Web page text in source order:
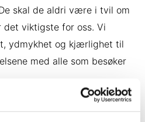
skal de aldri være i tvil om
det viktigste for oss. Vi
ydmykhet og kjærlighet til
med alle som besøker